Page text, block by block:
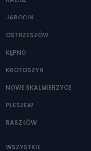
JAROCIN
OSTRZESZÓW
KĘPNO
KROTOSZYN
NOWE SKALMIERZYCE
PLESZEW
RASZKÓW
WSZYSTKIE